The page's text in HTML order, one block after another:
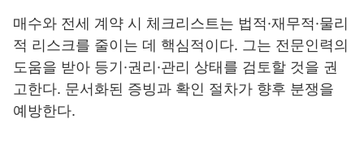
매수와 전세 계약 시 체크리스트는 법적·재무적·물리
적 리스크를 줄이는 데 핵심적이다. 그는 전문인력의
도움을 받아 등기·권리·관리 상태를 검토할 것을 권
고한다. 문서화된 증빙과 확인 절차가 향후 분쟁을
예방한다.